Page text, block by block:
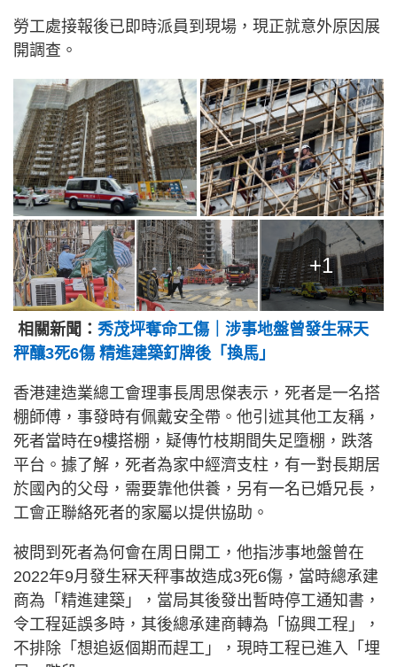
勞工處接報後已即時派員到現場，現正就意外原因展
開調查。
+1
相關新聞： 秀茂坪奪命工傷｜涉事地盤曾發生冧天
秤釀3死6傷 精進建築釘牌後「換馬」
香港建造業總工會理事長周思傑表示，死者是一名搭
棚師傅，事發時有佩戴安全帶。他引述其他工友稱，
死者當時在9樓搭棚，疑傳竹枝期間失足墮棚，跌落
平台。據了解，死者為家中經濟支柱，有一對長期居
於國內的父母，需要靠他供養，另有一名已婚兄長，
工會正聯絡死者的家屬以提供協助。
被問到死者為何會在周日開工，他指涉事地盤曾在
2022年9月發生冧天秤事故造成3死6傷，當時總承建
商為「精進建築」，當局其後發出暫時停工通知書，
令工程延誤多時，其後總承建商轉為「協興工程」，
不排除「想追返個期而趕工」，現時工程已進入「埋